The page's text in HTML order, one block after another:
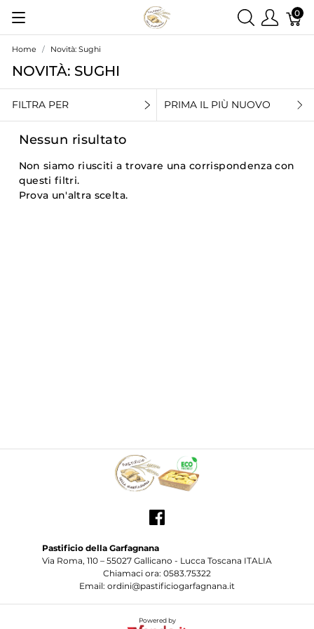
0
Home Novità: Sughi
NOVITÀ: SUGHI
FILTRA PER PRIMA IL PIÙ NUOVO
Nessun risultato
Non siamo riusciti a trovare una corrispondenza con
questi filtri.
Prova un'altra scelta.
Pastificio della Garfagnana
Via Roma, 110 – 55027 Gallicano - Lucca Toscana ITALIA
Chiamaci ora: 0583.75322
Email: ordini@pastificiogarfagnana.it
Powered by